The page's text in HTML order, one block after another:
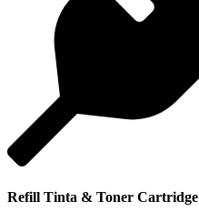
Refill Tinta & Toner Cartridge